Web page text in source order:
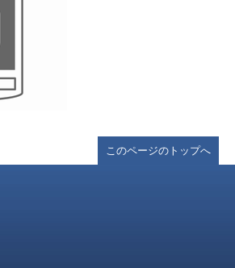
このページのトップへ